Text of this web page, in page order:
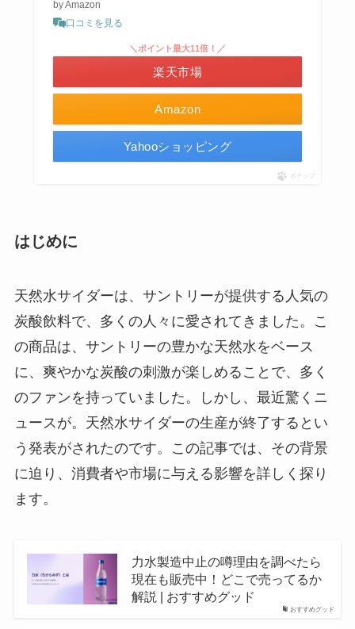
by Amazon
口コミを見る
Amazon
＼ポイント最大11倍！／
楽天市場
Yahooショッピング
ポチップ
はじめに
天然水サイダーは、サントリーが提供する人気の
炭酸飲料で、多くの人々に愛されてきました。こ
の商品は、サントリーの豊かな天然水をベース
に、爽やかな炭酸の刺激が楽しめることで、多く
のファンを持っていました。しかし、最近驚くニ
ュースが。天然水サイダーの生産が終了するとい
う発表がされたのです。この記事では、その背景
に迫り、消費者や市場に与える影響を詳しく探り
ます。
おすすめグッド
力水製造中止の噂理由を調べたら
現在も販売中！どこで売ってるか
解説 | おすすめグッド